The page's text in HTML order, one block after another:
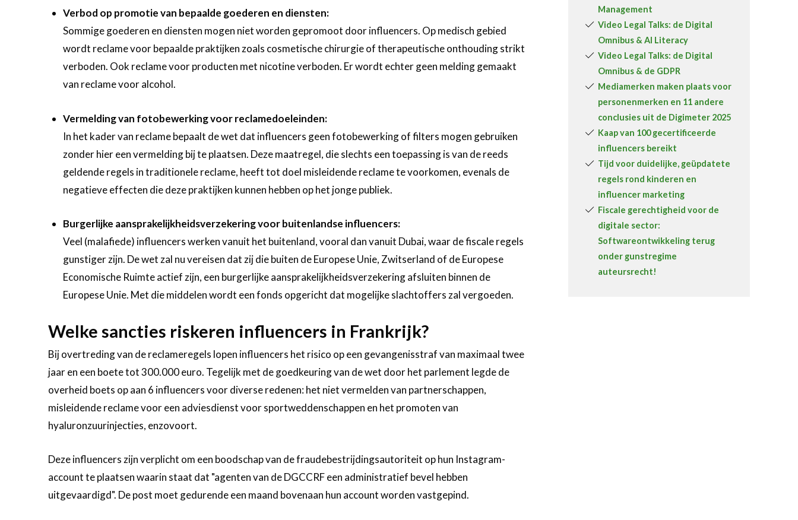
Verbod op promotie van bepaalde goederen en diensten:
Sommige goederen en diensten mogen niet worden gepromoot door influencers. Op medisch gebied
wordt reclame voor bepaalde praktijken zoals cosmetische chirurgie of therapeutische onthouding strikt
verboden. Ook reclame voor producten met nicotine verboden. Er wordt echter geen melding gemaakt
van reclame voor alcohol.
Vermelding van fotobewerking voor reclamedoeleinden:
In het kader van reclame bepaalt de wet dat influencers geen fotobewerking of filters mogen gebruiken
zonder hier een vermelding bij te plaatsen. Deze maatregel, die slechts een toepassing is van de reeds
geldende regels in traditionele reclame, heeft tot doel misleidende reclame te voorkomen, evenals de
negatieve effecten die deze praktijken kunnen hebben op het jonge publiek.
Burgerlijke aansprakelijkheidsverzekering voor buitenlandse influencers:
Veel (malafiede) influencers werken vanuit het buitenland, vooral dan vanuit Dubai, waar de fiscale regels
gunstiger zijn. De wet zal nu vereisen dat zij die buiten de Europese Unie, Zwitserland of de Europese
Economische Ruimte actief zijn, een burgerlijke aansprakelijkheidsverzekering afsluiten binnen de
Europese Unie. Met die middelen wordt een fonds opgericht dat mogelijke slachtoffers zal vergoeden.
Welke sancties riskeren influencers in Frankrijk?
Bij overtreding van de reclameregels lopen influencers het risico op een gevangenisstraf van maximaal twee
jaar en een boete tot 300.000 euro. Tegelijk met de goedkeuring van de wet door het parlement legde de
overheid boets op aan 6 influencers voor diverse redenen: het niet vermelden van partnerschappen,
misleidende reclame voor een adviesdienst voor sportweddenschappen en het promoten van
hyaluronzuurinjecties, enzovoort.
Deze influencers zijn verplicht om een boodschap van de fraudebestrijdingsautoriteit op hun Instagram-
account te plaatsen waarin staat dat "agenten van de DGCCRF een administratief bevel hebben
uitgevaardigd". De post moet gedurende een maand bovenaan hun account worden vastgepind.
Management
Video Legal Talks: de Digital
Omnibus & AI Literacy
Video Legal Talks: de Digital
Omnibus & de GDPR
Mediamerken maken plaats voor
personenmerken en 11 andere
conclusies uit de Digimeter 2025
Kaap van 100 gecertificeerde
influencers bereikt
Tijd voor duidelijke, geüpdatete
regels rond kinderen en
influencer marketing
Fiscale gerechtigheid voor de
digitale sector:
Softwareontwikkeling terug
onder gunstregime
auteursrecht!